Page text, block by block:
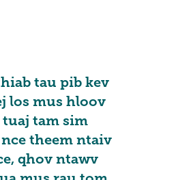
tau pib kev
los mus hloov
tam sim
theem ntaiv
qhov ntawv